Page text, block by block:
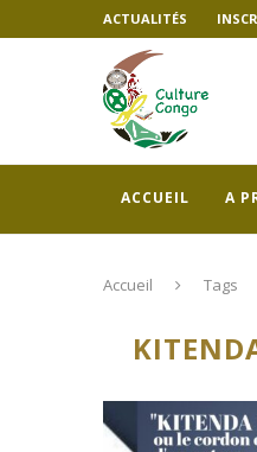
ACTUALITÉS
ACCUEIL A
Accueil Tags